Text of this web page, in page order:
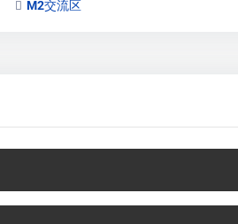
M2交流区